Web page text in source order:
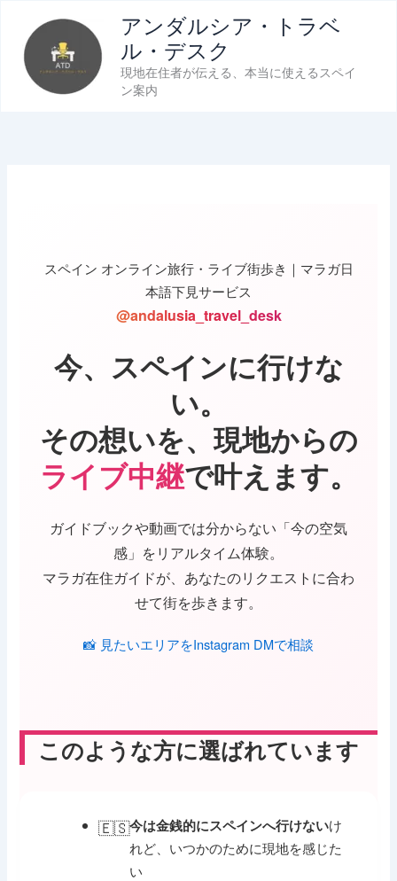
アンダルシア・トラベ
ル・デスク
現地在住者が伝える、本当に使えるスペイ
ン案内
スペイン オンライン旅行・ライブ街歩き｜マラガ日
本語下見サービス
@andalusia_travel_desk
今、スペインに行けな
い。
その想いを、現地からの
ライブ中継で叶えます。
ガイドブックや動画では分からない「今の空気
感」をリアルタイム体験。
マラガ在住ガイドが、あなたのリクエストに合わ
せて街を歩きます。
📸 見たいエリアをInstagram DMで相談
このような方に選ばれています
今は金銭的にスペインへ行けないけ
れど、いつかのために現地を感じた
い